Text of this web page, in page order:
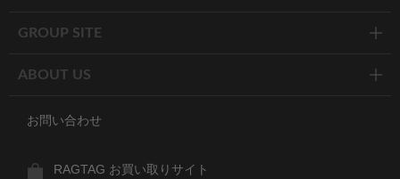
GROUP SITE
ABOUT US
お問い合わせ
RAGTAG お買い取りサイト